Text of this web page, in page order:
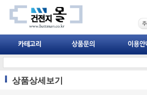
상품상세보기